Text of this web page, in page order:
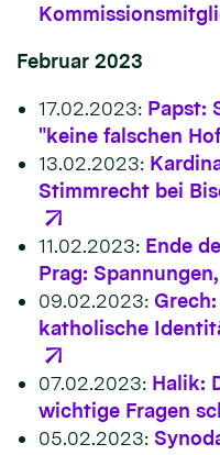
Februar 2023
17.02.2023: Papst:
"keine falschen
13.02.2023:
Stimmrecht bei
11.02.2023: Ende
Prag:
09.02.2023:
katholische
07.02.2023: Halik:
wichtige Fragen
05.02.2023: